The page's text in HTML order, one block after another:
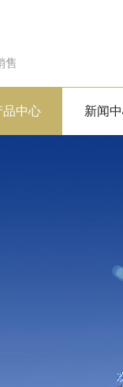
售
品中心 新闻